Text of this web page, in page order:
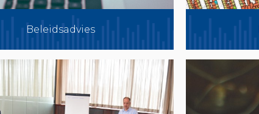
Beleidsadvies